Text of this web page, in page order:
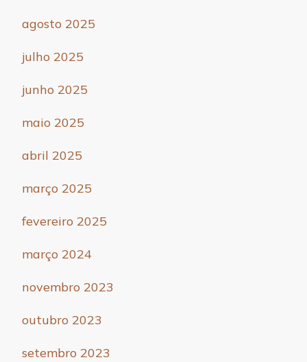
agosto 2025
julho 2025
junho 2025
maio 2025
abril 2025
março 2025
fevereiro 2025
março 2024
novembro 2023
outubro 2023
setembro 2023